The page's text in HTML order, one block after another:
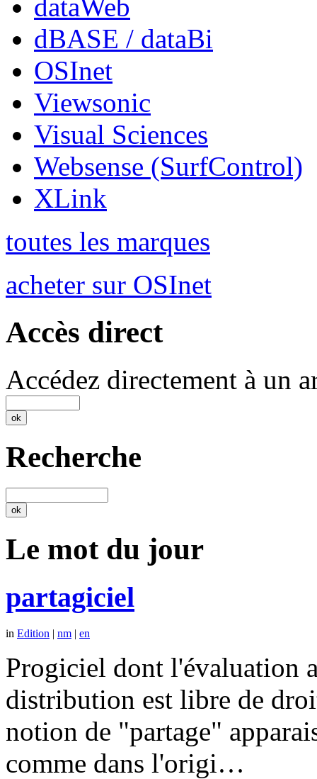
dataWeb
dBASE / dataBi
OSInet
Viewsonic
Visual Sciences
Websense (SurfControl)
XLink
toutes les marques
acheter sur OSInet
Accès direct
Accédez directement à un
Recherche
Le mot du jour
partagiciel
in Edition | nm | en
Progiciel dont l'évaluation
distribution est libre de
notion de "partage"
comme dans l'origi…